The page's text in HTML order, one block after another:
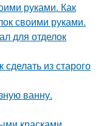
руками. Как
своими руками.
для отделок
из старого
ванну.